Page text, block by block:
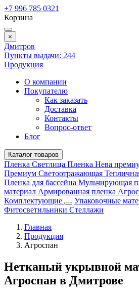
+7 996 785 0321
Корзина
×
Дмитров
Пункты выдачи: 244
Продукция
О компании
Покупателю
Как заказать
Доставка
Контакты
Вопрос-ответ
Блог
Каталог товаров
Пленка Светлица Пленка Нева
Премиум Светоотражающая
Пленка для бассейна Мульчирующая
материал Армированная пленка
Комплектующие
Упаковочные
Фитосветильники Стеллажи
Главная
Продукция
Агроспан
Нетканый укрывной
Агроспан в Дмитрове